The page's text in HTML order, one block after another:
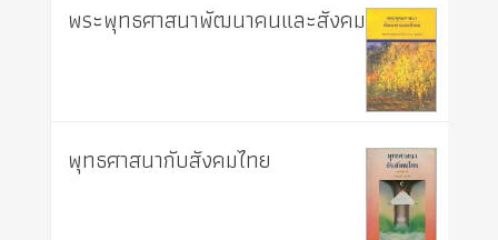
พระพุทธศาสนาพัฒนาคนและสังคม
พุทธศาสนากับสังคมไทย